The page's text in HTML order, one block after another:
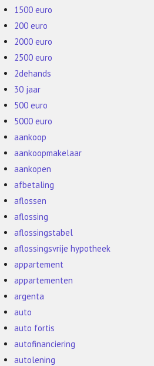
1500 euro
200 euro
2000 euro
2500 euro
2dehands
30 jaar
500 euro
5000 euro
aankoop
aankoopmakelaar
aankopen
afbetaling
aflossen
aflossing
aflossingstabel
aflossingsvrije hypotheek
appartement
appartementen
argenta
auto
auto fortis
autofinanciering
autolening